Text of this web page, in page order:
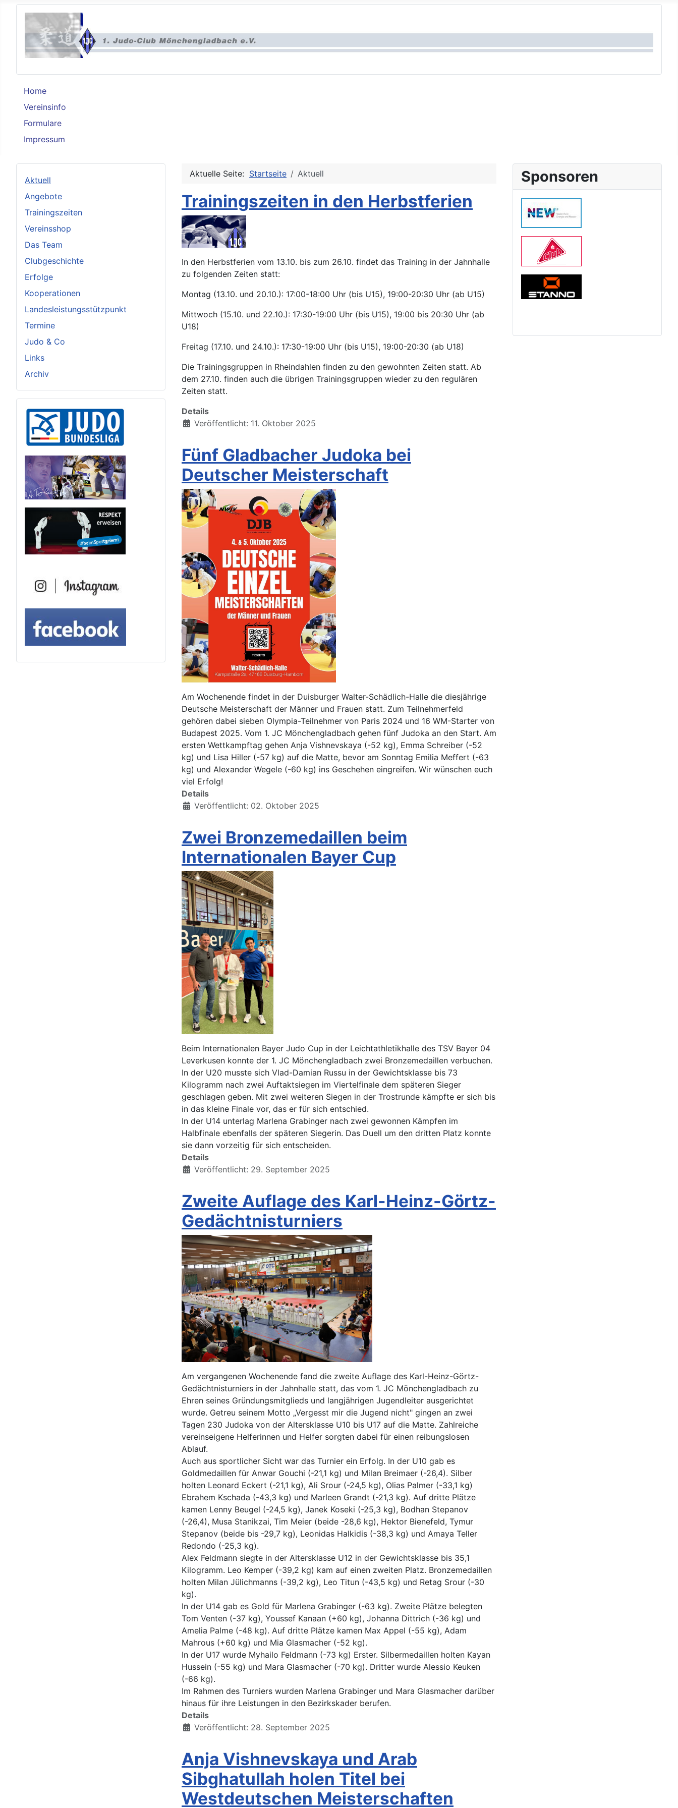
Home
Vereinsinfo
Formulare
Impressum
Aktuell
Angebote
Trainingszeiten
Vereinsshop
Das Team
Clubgeschichte
Erfolge
Kooperationen
Landesleistungsstützpunkt
Termine
Judo & Co
Links
Archiv
Aktuelle Seite: Startseite Aktuell
Trainingszeiten in den Herbstferien
In den Herbstferien vom 13.10. bis zum 26.10. findet das Training in der Jahnhalle
zu folgenden Zeiten statt:
Montag (13.10. und 20.10.): 17:00-18:00 Uhr (bis U15), 19:00-20:30 Uhr (ab U15)
Mittwoch (15.10. und 22.10.): 17:30-19:00 Uhr (bis U15), 19:00 bis 20:30 Uhr (ab
U18)
Freitag (17.10. und 24.10.): 17:30-19:00 Uhr (bis U15), 19:00-20:30 (ab U18)
Die Trainingsgruppen in Rheindahlen finden zu den gewohnten Zeiten statt. Ab
dem 27.10. finden auch die übrigen Trainingsgruppen wieder zu den regulären
Zeiten statt.
Details
Veröffentlicht: 11. Oktober 2025
Fünf Gladbacher Judoka bei
Deutscher Meisterschaft
Am Wochenende findet in der Duisburger Walter-Schädlich-Halle die diesjährige
Deutsche Meisterschaft der Männer und Frauen statt. Zum Teilnehmerfeld
gehören dabei sieben Olympia-Teilnehmer von Paris 2024 und 16 WM-Starter von
Budapest 2025. Vom 1. JC Mönchengladbach gehen fünf Judoka an den Start. Am
ersten Wettkampftag gehen Anja Vishnevskaya (-52 kg), Emma Schreiber (-52
kg) und Lisa Hiller (-57 kg) auf die Matte, bevor am Sonntag Emilia Meffert (-63
kg) und Alexander Wegele (-60 kg) ins Geschehen eingreifen. Wir wünschen euch
viel Erfolg!
Details
Veröffentlicht: 02. Oktober 2025
Zwei Bronzemedaillen beim
Internationalen Bayer Cup
Beim Internationalen Bayer Judo Cup in der Leichtathletikhalle des TSV Bayer 04
Leverkusen konnte der 1. JC Mönchengladbach zwei Bronzemedaillen verbuchen.
In der U20 musste sich Vlad-Damian Russu in der Gewichtsklasse bis 73
Kilogramm nach zwei Auftaktsiegen im Viertelfinale dem späteren Sieger
geschlagen geben. Mit zwei weiteren Siegen in der Trostrunde kämpfte er sich bis
in das kleine Finale vor, das er für sich entschied.
In der U14 unterlag Marlena Grabinger nach zwei gewonnen Kämpfen im
Halbfinale ebenfalls der späteren Siegerin. Das Duell um den dritten Platz konnte
sie dann vorzeitig für sich entscheiden.
Details
Veröffentlicht: 29. September 2025
Zweite Auflage des Karl-Heinz-Görtz-
Gedächtnisturniers
Am vergangenen Wochenende fand die zweite Auflage des Karl-Heinz-Görtz-
Gedächtnisturniers in der Jahnhalle statt, das vom 1. JC Mönchengladbach zu
Ehren seines Gründungsmitglieds und langjährigen Jugendleiter ausgerichtet
wurde. Getreu seinem Motto „Vergesst mir die Jugend nicht" gingen an zwei
Tagen 230 Judoka von der Altersklasse U10 bis U17 auf die Matte. Zahlreiche
vereinseigene Helferinnen und Helfer sorgten dabei für einen reibungslosen
Ablauf.
Auch aus sportlicher Sicht war das Turnier ein Erfolg. In der U10 gab es
Goldmedaillen für Anwar Gouchi (-21,1 kg) und Milan Breimaer (-26,4). Silber
holten Leonard Eckert (-21,1 kg), Ali Srour (-24,5 kg), Olias Palmer (-33,1 kg)
Ebrahem Kschada (-43,3 kg) und Marleen Grandt (-21,3 kg). Auf dritte Plätze
kamen Lenny Beugel (-24,5 kg), Janek Koseki (-25,3 kg), Bodhan Stepanov
(-26,4), Musa Stanikzai, Tim Meier (beide -28,6 kg), Hektor Bienefeld, Tymur
Stepanov (beide bis -29,7 kg), Leonidas Halkidis (-38,3 kg) und Amaya Teller
Redondo (-25,3 kg).
Alex Feldmann siegte in der Altersklasse U12 in der Gewichtsklasse bis 35,1
Kilogramm. Leo Kemper (-39,2 kg) kam auf einen zweiten Platz. Bronzemedaillen
holten Milan Jülichmanns (-39,2 kg), Leo Titun (-43,5 kg) und Retag Srour (-30
kg).
In der U14 gab es Gold für Marlena Grabinger (-63 kg). Zweite Plätze belegten
Tom Venten (-37 kg), Youssef Kanaan (+60 kg), Johanna Dittrich (-36 kg) und
Amelia Palme (-48 kg). Auf dritte Plätze kamen Max Appel (-55 kg), Adam
Mahrous (+60 kg) und Mia Glasmacher (-52 kg).
In der U17 wurde Myhailo Feldmann (-73 kg) Erster. Silbermedaillen holten Kayan
Hussein (-55 kg) und Mara Glasmacher (-70 kg). Dritter wurde Alessio Keuken
(-66 kg).
Im Rahmen des Turniers wurden Marlena Grabinger und Mara Glasmacher darüber
hinaus für ihre Leistungen in den Bezirkskader berufen.
Details
Veröffentlicht: 28. September 2025
Anja Vishnevskaya und Arab
Sibghatullah holen Titel bei
Westdeutschen Meisterschaften
Sponsoren